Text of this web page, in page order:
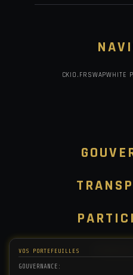
VOS PORTEFEUILLES
GOUVERNANCE:
CKIO.FR SWAPWHITE